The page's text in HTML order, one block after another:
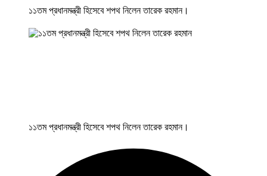
১১তম প্রধানমন্ত্রী হিসেবে শপথ নিলেন তারেক রহমান।
১১তম প্রধানমন্ত্রী হিসেবে শপথ নিলেন তারেক রহমান।